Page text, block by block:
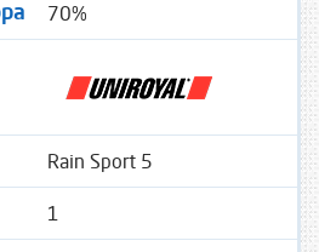
70%
Rain Sport 5
1